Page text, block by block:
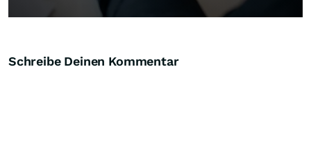
Schreibe Deinen Kommentar